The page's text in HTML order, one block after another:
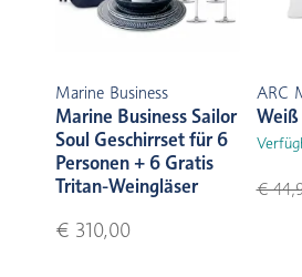
Marine Business
Marine Business Sailor
Soul Geschirrset für 6
Personen + 6 Gratis
Tritan-Weingläser
€ 310,00
ARC
€